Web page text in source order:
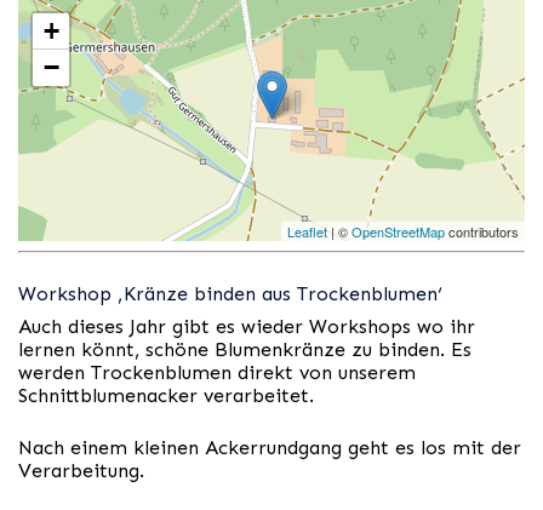
+
−
Leaflet | ©OpenStreetMapcontributors
Workshop ‚Kränze binden aus Trockenblumen‘
Auch dieses Jahr gibt es wieder Workshops wo ihr
lernen könnt, schöne Blumenkränze zu binden. Es
werden Trockenblumen direkt von unserem
Schnittblumenacker verarbeitet.
Nach einem kleinen Ackerrundgang geht es los mit der
Verarbeitung.